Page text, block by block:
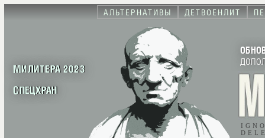
АЛЬТЕРНАТИВЫ ДЕТВОЕНЛИТ
МИЛИТЕРА 2023
СПЕЦХРАН